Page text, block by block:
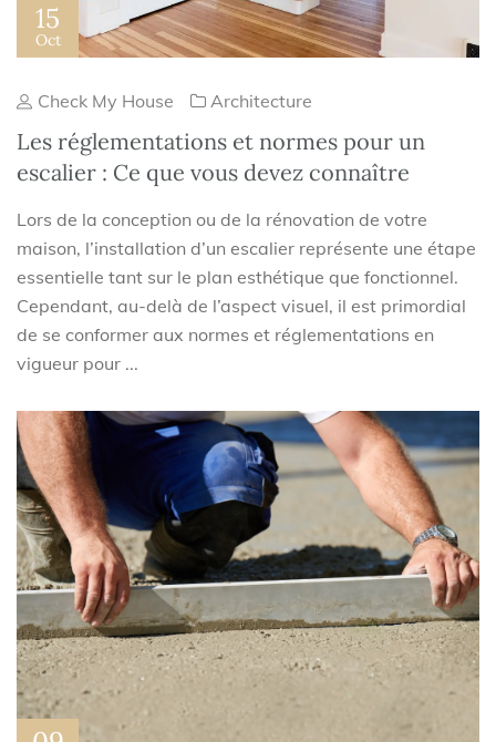
15
Oct
Check My House Architecture
Les réglementations et normes pour un
escalier : Ce que vous devez connaître
Lors de la conception ou de la rénovation de votre
maison, l’installation d’un escalier représente une étape
essentielle tant sur le plan esthétique que fonctionnel.
Cependant, au-delà de l’aspect visuel, il est primordial
de se conformer aux normes et réglementations en
vigueur pour ...